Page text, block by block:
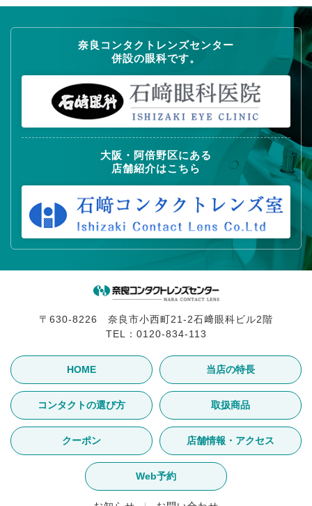
奈良コンタクトレンズセンター
併設の眼科です。
大阪・阿倍野区にある
店舗紹介はこちら
〒630-8226 奈良市小西町21-2石﨑眼科ビル2階
TEL： 0120-834-113
HOME 当店の特長
コンタクトの選び方 取扱商品
クーポン 店舗情報・アクセス
Web予約